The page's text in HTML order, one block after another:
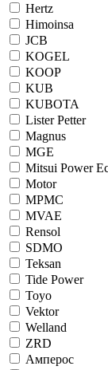
Hertz
Himoinsa
JCB
KOGEL
KOOP
KUB
KUBOTA
Lister Petter
Magnus
MGE
Mitsui Power
Motor
MPMC
MVAE
Rensol
SDMO
Teksan
Tide Power
Toyo
Vektor
Welland
ZRD
Амперос